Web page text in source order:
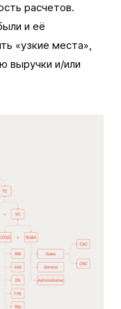
расчетов.
и её
«узкие места»,
выручки и/или